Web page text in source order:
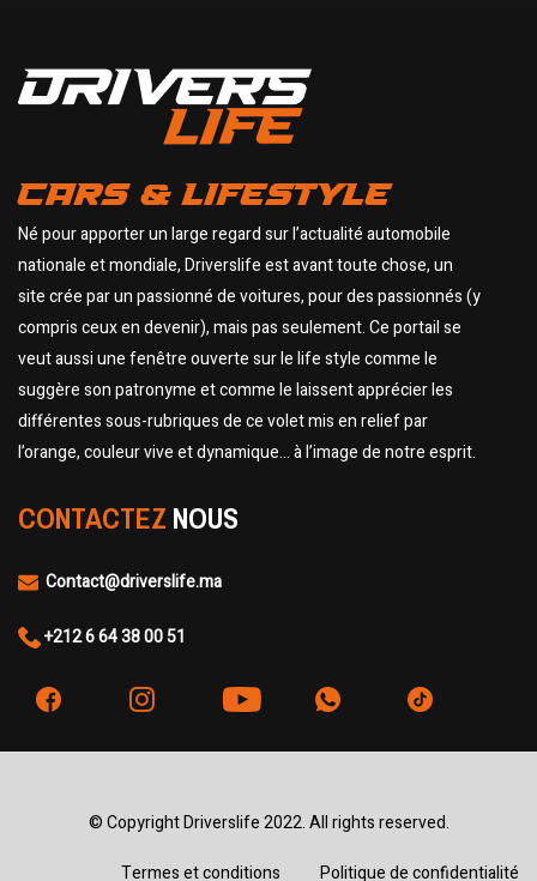
CARS & LIFESTYLE
Né pour apporter un large regard sur l’actualité automobile
nationale et mondiale, Driverslife est avant toute chose, un
site crée par un passionné de voitures, pour des passionnés (y
compris ceux en devenir), mais pas seulement. Ce portail se
veut aussi une fenêtre ouverte sur le life style comme le
suggère son patronyme et comme le laissent apprécier les
différentes sous-rubriques de ce volet mis en relief par
l’orange, couleur vive et dynamique… à l’image de notre esprit.
CONTACTEZ NOUS
Contact@driverslife.ma
+212 6 64 38 00 51
© Copyright Driverslife 2022. All rights reserved.
Termes et conditions
Politique de confidentialité